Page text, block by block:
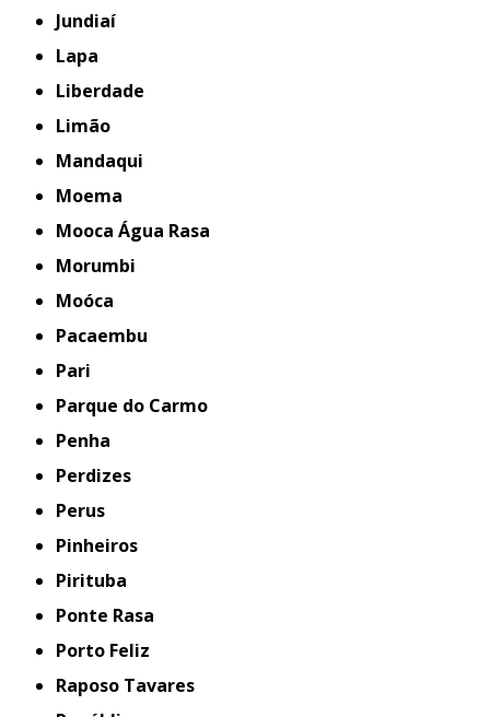
Jundiaí
Lapa
Liberdade
Limão
Mandaqui
Moema
Mooca Água Rasa
Morumbi
Moóca
Pacaembu
Pari
Parque do Carmo
Penha
Perdizes
Perus
Pinheiros
Pirituba
Ponte Rasa
Porto Feliz
Raposo Tavares